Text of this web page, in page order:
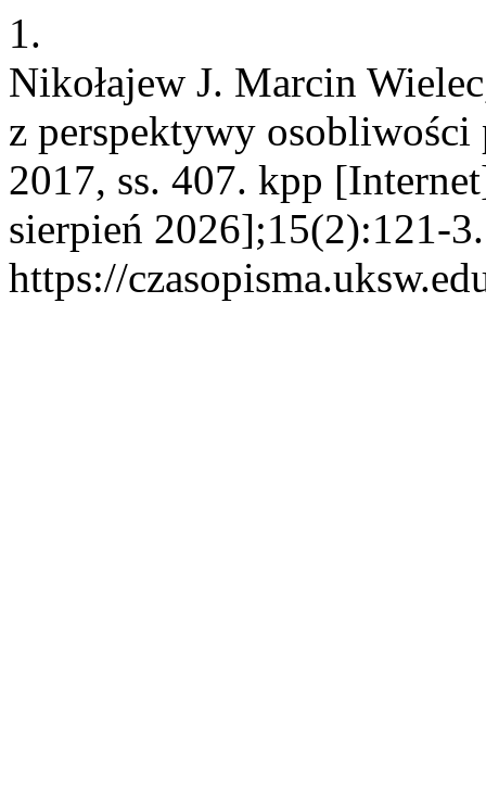
1.
Nikołajew J. Marcin
z perspektywy
2017, ss. 407. kpp
sierpień 2026];15(2):121-
https://